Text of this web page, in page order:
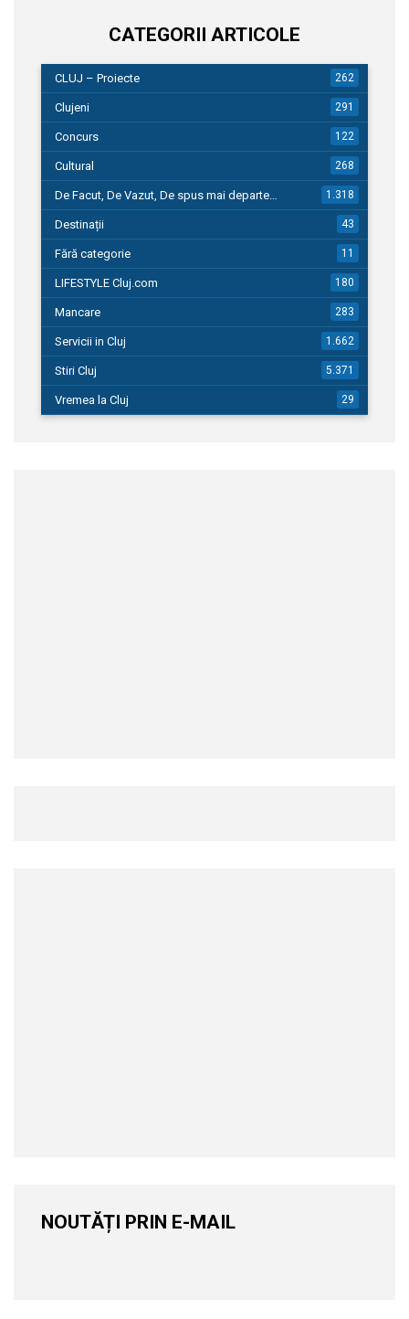
CATEGORII ARTICOLE
CLUJ – Proiecte 262
Clujeni 291
Concurs 122
Cultural 268
De Facut, De Vazut, De spus mai departe… 1.318
Destinații 43
Fără categorie 11
LIFESTYLE Cluj.com 180
Mancare 283
Servicii in Cluj 1.662
Stiri Cluj 5.371
Vremea la Cluj 29
NOUTĂȚI PRIN E-MAIL